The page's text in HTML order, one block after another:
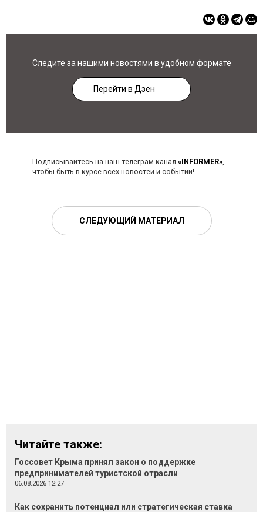
Следите за нашими новостями в удобном формате
Перейти в Дзен
Подписывайтесь на наш телеграм-канал «INFORMER»,
чтобы быть в курсе всех новостей и событий!
СЛЕДУЮЩИЙ МАТЕРИАЛ
Читайте также:
Госсовет Крыма принял закон о поддержке
предпринимателей туристской отрасли
06.08.2026 12:27
Как сохранить потенциал или стратегическая ставка